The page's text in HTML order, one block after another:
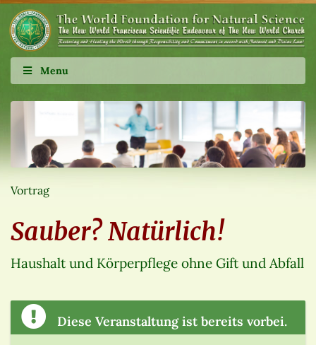
Menu
Vortrag
Sauber? Natürlich!
Haushalt und Körperpflege ohne Gift und Abfall
Diese Veranstaltung ist bereits vorbei.